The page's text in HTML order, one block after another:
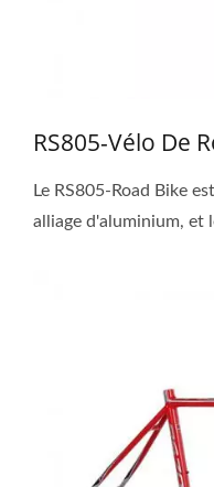
RS805-Vélo De
Le RS805-Road Bike
alliage d'aluminium, et